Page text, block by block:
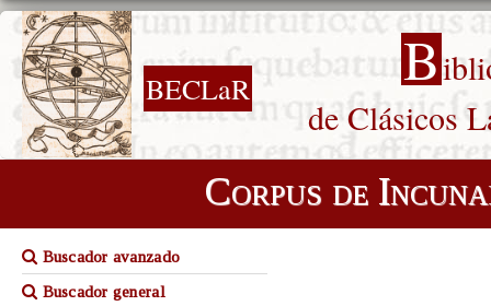
BECLaR B
de Clásicos
Corpus de
Buscador avanzado
Buscador general